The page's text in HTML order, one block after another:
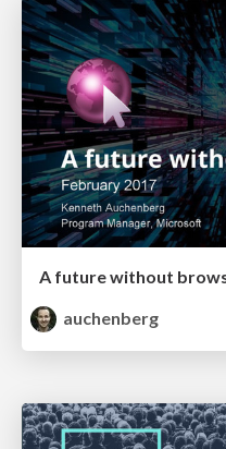
A future without
auchenberg